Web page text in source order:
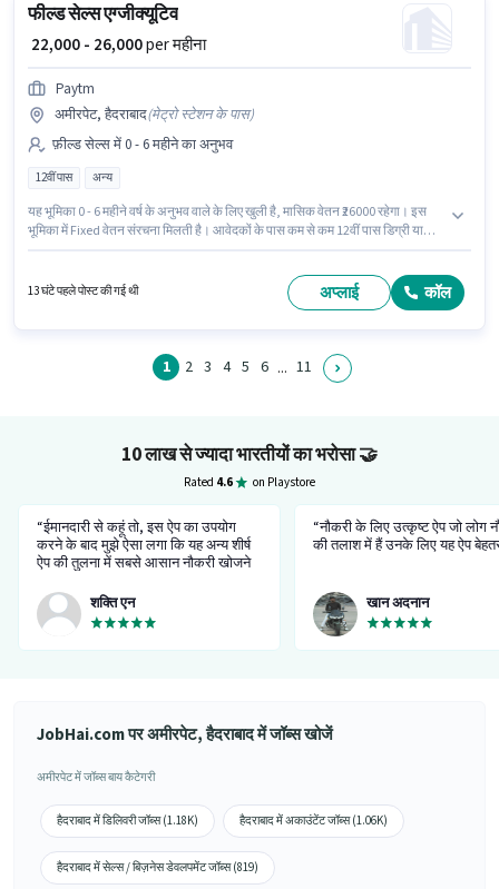
फील्ड सेल्स एग्जीक्यूटिव
₹ 22,000 - 26,000per महीना
Paytm
अमीरपेट, हैदराबाद(मेट्रो स्टेशन के पास)
फ़ील्ड सेल्स में 0 - 6 महीने का अनुभव
12वीं पास अन्य
यह भूमिका 0 - 6 महीने वर्ष के अनुभव वाले के लिए खुली है, मासिक वेतन ₹26000 रहेगा। इस
भूमिका में Fixed वेतन संरचना मिलती है। आवेदकों के पास कम से कम 12वीं पास डिग्री या
श्रेणी में फील्ड सेल्स एग्जीक्यूटिव पद के लिए सक्रिय रूप से हायर कर रहा है।
13 घंटे पहले पोस्ट की गई थी अप्लाई कॉल
1 2 3 4 5 6 ... 11
10 लाख से ज्यादा भारतीयों का भरोसा🤝
Rated 4.6 on Playstore
“ईमानदारी से कहूं तो, इस ऐप का उपयोग
करने के बाद मुझे ऐसा लगा कि यह अन्य शीर्ष
ऐप की तुलना में सबसे आसान नौकरी खोजने
से मेल खाने वाली नौकरी की तलाश में मेरी
मदद करता है....मैंने बहुत समय बचाया है .... ऐप
बनाने वालो को धन्यवाद 👍”
शक्ति एन
“नौकरी के लिए उत्कृष्ट ऐप जो लोग
की तलाश में हैं उनके लिए यह ऐप
खान अदनान
JobHai.com पर अमीरपेट, हैदराबाद में जॉब्स खोजें
अमीरपेट में जॉब्स बाय कैटेगरी
हैदराबाद में डिलिवरी जॉब्स (1.18K) हैदराबाद में अकाउंटेंट जॉब्स (1.06K)
हैदराबाद में सेल्स / बिज़नेस डेवलपमेंट जॉब्स (819)